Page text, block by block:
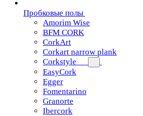
Пробковые полы
Amorim Wise
BFM CORK
CorkArt
Corkart narrow plank
Corkstyle
EasyCork
Egger
Fomentarino
Granorte
Ibercork